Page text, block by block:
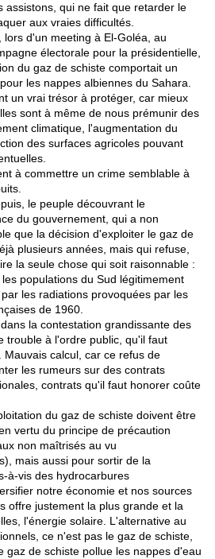
assistons, qui ne fait que retarder le
aux vraies difficultés.
d'un meeting à El-Goléa, au
électorale pour la présidentielle,
du gaz de schiste comportait un
les nappes albiennes du Sahara.
un vrai trésor à protéger, car mieux
sont à même de nous prémunir des
climatique, l'augmentation du
des surfaces agricoles pouvant
à commettre un crime semblable à
le peuple découvrant le
du gouvernement, qui a non
que la décision d'exploiter le gaz de
plusieurs années, mais qui refuse,
la seule chose qui soit raisonnable :
populations du Sud légitimement
les radiations provoquées par les
de 1960.
la contestation grandissante des
trouble à l'ordre public, qu'il faut
calcul, car ce refus de
les rumeurs sur des contrats
contrats qu'il faut honorer coûte
du gaz de schiste doivent être
vertu du principe de précaution
non maîtrisés au vu
mais aussi pour sortir de la
à-vis des hydrocarbures
notre économie et nos sources
offre justement la plus grande et la
l'énergie solaire. L'alternative au
ce n'est pas le gaz de schiste,
gaz de schiste pollue les nappes d'eau